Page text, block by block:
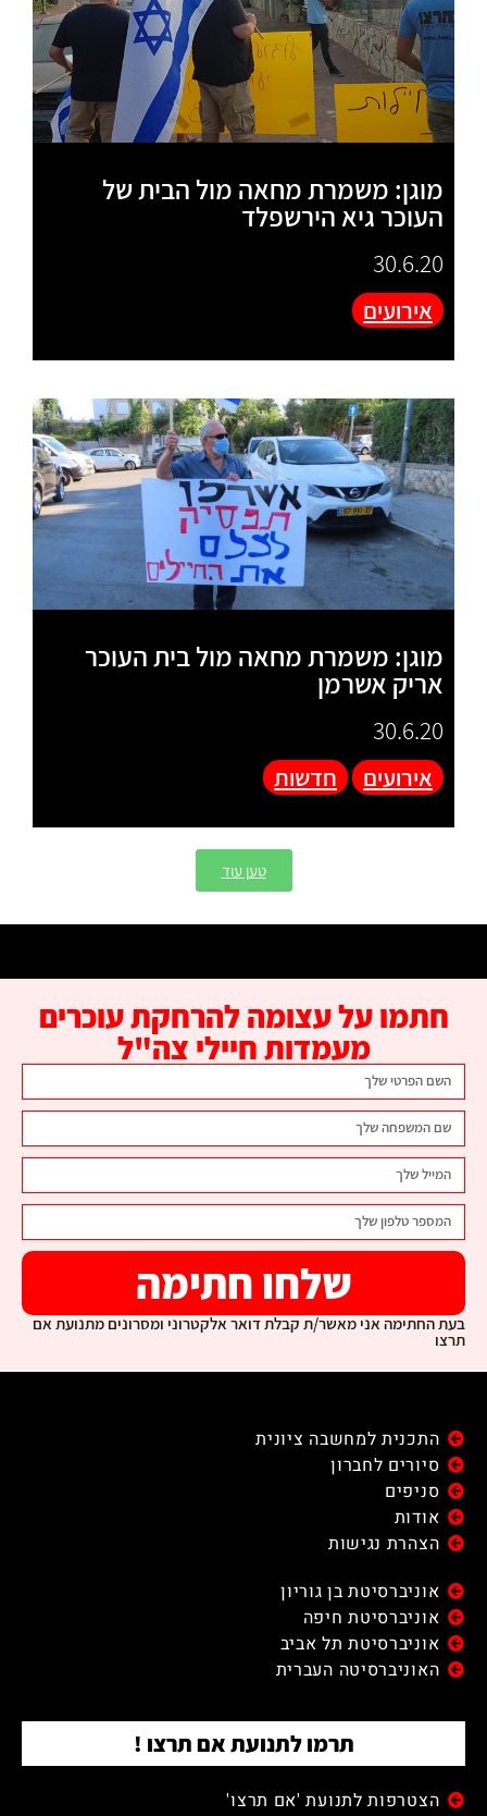
מוגן: משמרת מחאה מול הבית של
העוכר גיא הירשפלד
30.6.20
אירועים
מוגן: משמרת מחאה מול בית העוכר
אריק אשרמן
30.6.20
אירועים חדשות
טען עוד
חתמו על עצומה להרחקת עוכרים
מעמדות חיילי צה"ל
שלחו חתימה
בעת החתימה אני מאשר/ת קבלת דואר אלקטרוני ומסרונים מתנועת אם
תרצו
התכנית למחשבה ציונית
סיורים לחברון
סניפים
אודות
הצהרת נגישות
אוניברסיטת בן גוריון
אוניברסיטת חיפה
אוניברסיטת תל אביב
האוניברסיטה העברית
תרמו לתנועת אם תרצו !
הצטרפות לתנועת 'אם תרצו'